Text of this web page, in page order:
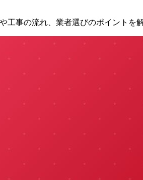
工事の流れ、業者選びのポイントを